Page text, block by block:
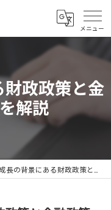
財政政策と金
解説
の背景にある財政政策と金融政策の動向を解説